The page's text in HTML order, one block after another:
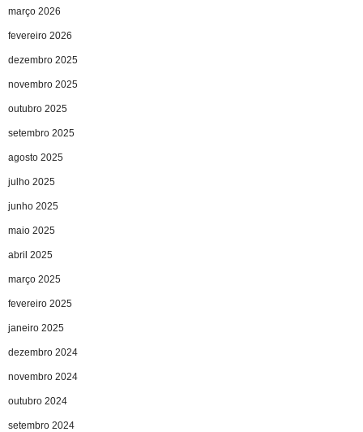
março 2026
fevereiro 2026
dezembro 2025
novembro 2025
outubro 2025
setembro 2025
agosto 2025
julho 2025
junho 2025
maio 2025
abril 2025
março 2025
fevereiro 2025
janeiro 2025
dezembro 2024
novembro 2024
outubro 2024
setembro 2024